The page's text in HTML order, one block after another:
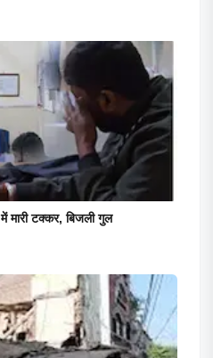
मारी टक्कर, बिजली गुल